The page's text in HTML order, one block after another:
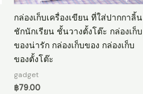
กล่องเก็บเครื่องเขียน ที่ใส่ปากกาลิ้น
ชักนักเรียน ชั้นวางตั้งโต๊ะ กล่องเก็บ
ของน่ารัก กล่องเก็บของ กล่องเก็บ
ของตั้งโต๊ะ
gadget
฿79.00